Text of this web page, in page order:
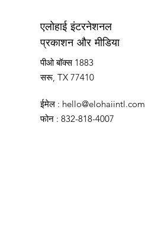
एलोहाई इंटरनेशनल
प्रकाशन और मीडिया
पीओ बॉक्स 1883
सरू, TX 77410
ईमेल : hello@elohaiintl.com
फोन : 832-818-4007